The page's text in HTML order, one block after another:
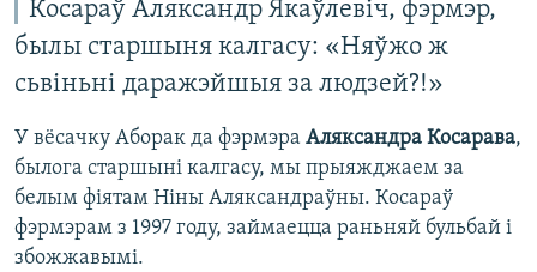
Косараў Аляксандр Якаўлевіч, фэрмэр,
былы старшыня калгасу: «Няўжо ж
сьвіньні даражэйшыя за людзей?!»
У вёсачку Аборак да фэрмэра Аляксандра Косарава,
былога старшыні калгасу, мы прыяжджаем за
белым фіятам Ніны Аляксандраўны. Косараў
фэрмэрам з 1997 году, займаецца раньняй бульбай і
збожжавымі.